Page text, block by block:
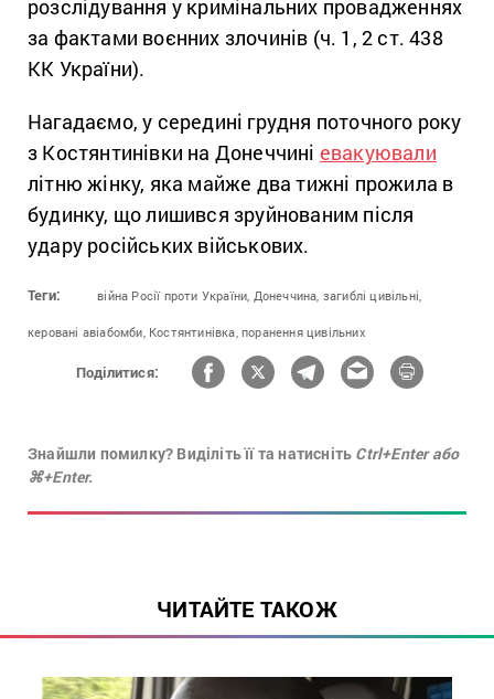
розслідування у кримінальних провадженнях
за фактами воєнних злочинів (ч. 1, 2 ст. 438
КК України).
Нагадаємо, у середині грудня поточного року
з Костянтинівки на Донеччині евакуювали
літню жінку, яка майже два тижні прожила в
будинку, що лишився зруйнованим після
удару російських військових.
Теги: війна Росії проти України, Донеччина, загиблі цивільні,
керовані авіабомби, Костянтинівка, поранення цивільних
Поділитися:
Знайшли помилку? Виділіть її та натисніть Ctrl+Enter або
⌘+Enter.
ЧИТАЙТЕ ТАКОЖ